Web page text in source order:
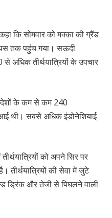
कि सोमवार को मक्का की ग्रैंड
तक पहुंच गया। सऊदी
से अधिक तीर्थयात्रियों के उपचार
देशों के कम से कम 240
थी। सबसे अधिक इंडोनेशियाई
को अपने सिर पर
तीर्थयात्रियों की सेवा में जुटे
ड्रिंक और तेजी से पिघलने वाली